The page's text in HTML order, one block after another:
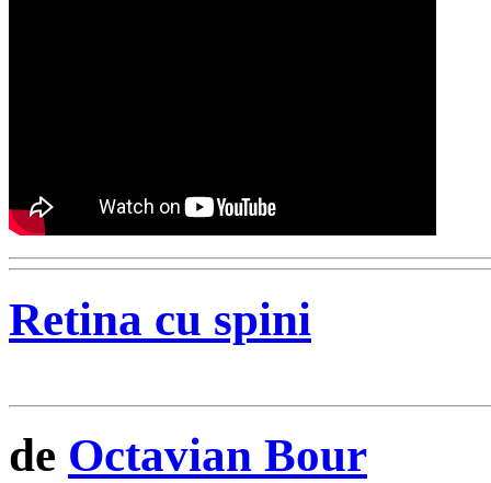
Retina cu spini
de Octavian Bour